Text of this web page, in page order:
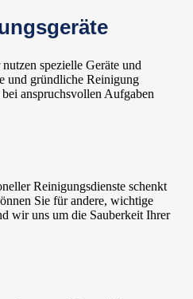
spezielle Geräte und
und gründliche Reinigung
anspruchsvollen Aufgaben
Reinigungsdienste schenkt
Sie für andere, wichtige
wir uns um die Sauberkeit Ihrer